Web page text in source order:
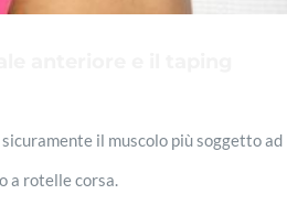
il muscolo più soggetto ad
a rotelle corsa.